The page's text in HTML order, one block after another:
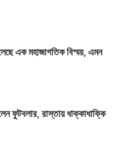
সাংসারিক কর্ম ও
এক মহাজাগতিক বিস্ময়, এমন
ফুটবলার, রাস্তায় ধাক্কাধাক্কি